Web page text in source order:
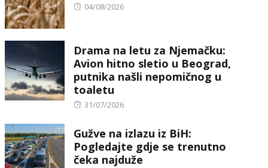
Posted
04/08/2026
Drama na letu za Njemačku:
Avion hitno sletio u Beograd,
putnika našli nepomičnog u
toaletu
Posted
31/07/2026
Gužve na izlazu iz BiH:
Pogledajte gdje se trenutno
čeka najduže